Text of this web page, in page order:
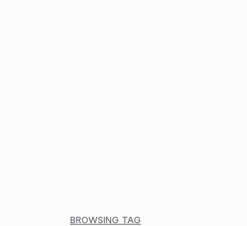
BROWSING TAG